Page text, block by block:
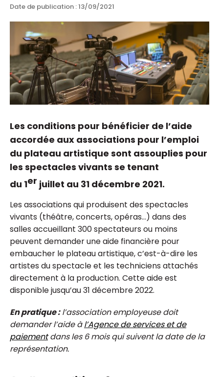
Date de publication :13/09/2021
Les conditions pour bénéficier de l’aide
accordée aux associations pour l’emploi
du plateau artistique sont assouplies pour
les spectacles vivants se tenant
du 1er juillet au 31 décembre 2021.
Les associations qui produisent des spectacles
vivants (théâtre, concerts, opéras…) dans des
salles accueillant 300 spectateurs ou moins
peuvent demander une aide financière pour
embaucher le plateau artistique, c’est-à-dire les
artistes du spectacle et les techniciens attachés
directement à la production. Cette aide est
disponible jusqu’au 31 décembre 2022.
En pratique :l’association employeuse doit
demander l’aide àl’Agence de services et de
paiementdans les 6 mois qui suivent la date de la
représentation.